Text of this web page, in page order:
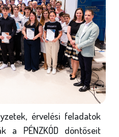
érvelési feladatok
a PÉNZKÓD döntőseit